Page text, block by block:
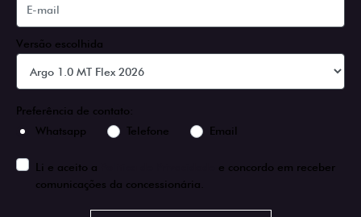
Versão escolhida
Preferência de contato:
Whatsapp
Telefone Email
Li e aceito a
e concordo em receber
comunicações da concessionária.